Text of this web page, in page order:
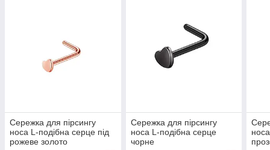
Сережка для пірсингу
носа L-подібна серце під
рожеве золото
Сережка для пірсингу
носа L-подібна серце
чорне